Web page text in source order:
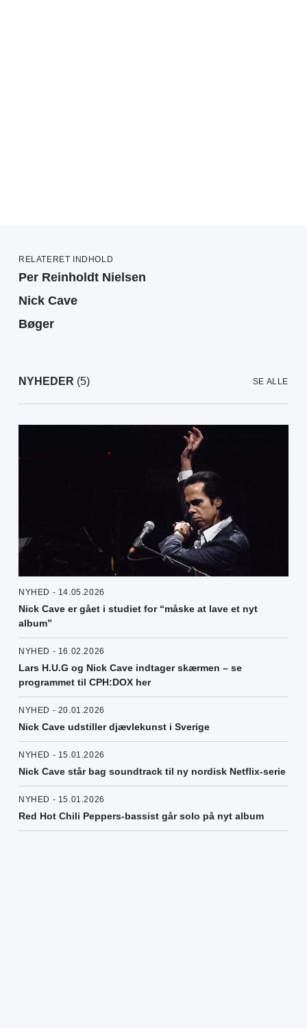
RELATERET INDHOLD
Per Reinholdt Nielsen
Nick Cave
Bøger
NYHEDER (5) SE ALLE
NYHED - 14.05.2026
Nick Cave er gået i studiet for “måske at lave et nyt
album”
NYHED - 16.02.2026
Lars H.U.G og Nick Cave indtager skærmen – se
programmet til CPH:DOX her
NYHED - 20.01.2026
Nick Cave udstiller djævlekunst i Sverige
NYHED - 15.01.2026
Nick Cave står bag soundtrack til ny nordisk Netflix-serie
NYHED - 15.01.2026
Red Hot Chili Peppers-bassist går solo på nyt album